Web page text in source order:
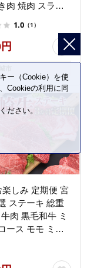
肉 焼肉 スライ
すめ 国産】
1.0 （1）
楽しみ 定期便 宮
ステーキ 総重
肉 黒毛和牛 ミ
ース モモ ミス
ー（Cookie）を使
Cookieの利用に同
ださい。